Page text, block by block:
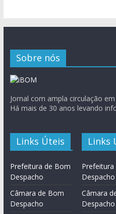
Sobre nós
Jornal com ampla circulação
Há mais de 30 anos levando
Links Úteis
Prefeitura de Bom
Despacho
Câmara de Bom
Despacho
Links
Despacho
Câmara
Despacho